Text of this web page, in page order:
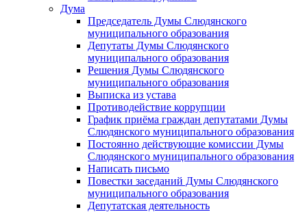
Дума
Председатель Думы Слюдянского
муниципального образования
Депутаты Думы Слюдянского
муниципального образования
Решения Думы Слюдянского
муниципального образования
Выписка из устава
Противодействие коррупции
График приёма граждан депутатами Думы
Слюдянского муниципального образования
Постоянно действующие комиссии Думы
Слюдянского муниципального образования
Написать письмо
Повестки заседаний Думы Слюдянского
муниципального образования
Депутатская деятельность